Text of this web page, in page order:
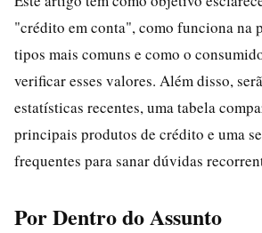
"crédito em conta", como funciona na
tipos mais comuns e como o
verificar esses valores. Além disso,
estatísticas recentes, uma tabela
principais produtos de crédito e uma
frequentes para sanar dúvidas
Por Dentro do Assunto